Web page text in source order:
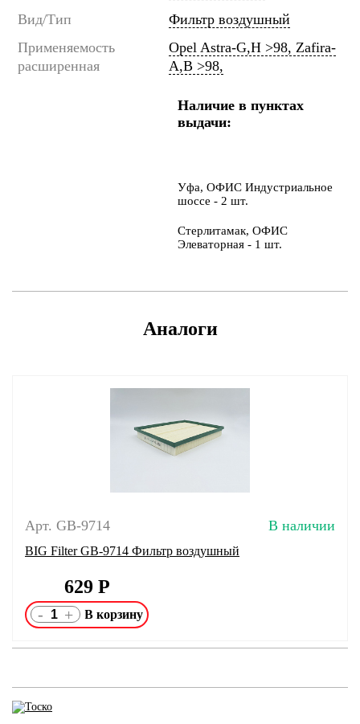
Вид/Тип
Фильтр воздушный
Применяемость
расширенная
Opel Astra-G,H >98, Zafira-
A,B >98,
Наличие в пунктах
выдачи:
Уфа, ОФИС Индустриальное
шоссе - 2 шт.
Стерлитамак, ОФИС
Элеваторная - 1 шт.
Аналоги
Арт. GB-9714 В наличии
BIG Filter GB-9714 Фильтр воздушный
629 Р
- +